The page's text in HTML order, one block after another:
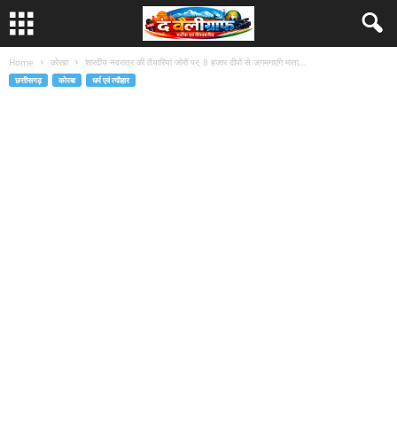
Home कोरबा शारदीय नवरात्र की तैयारियां जोरों पर, 8 हजार दीपों से जगमगाएंगे माता...
छत्तीसगढ़ कोरबा धर्म एवं त्यौहार